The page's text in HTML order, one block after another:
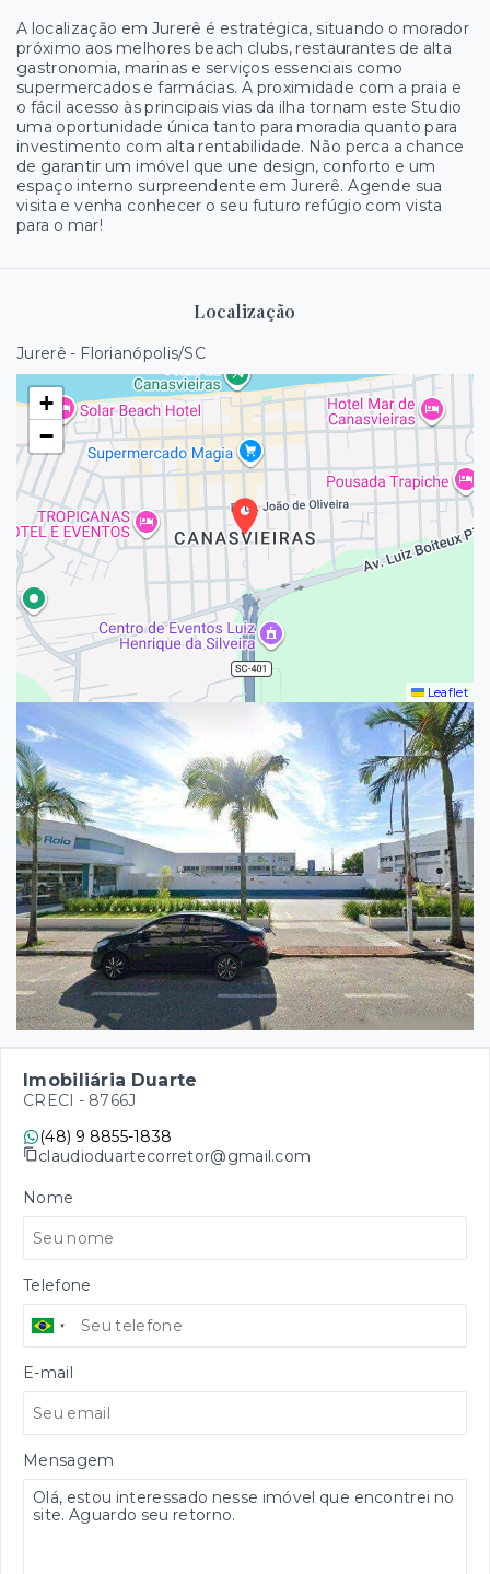
A localização em Jurerê é estratégica, situando o morador
próximo aos melhores beach clubs, restaurantes de alta
gastronomia, marinas e serviços essenciais como
supermercados e farmácias. A proximidade com a praia e
o fácil acesso às principais vias da ilha tornam este Studio
uma oportunidade única tanto para moradia quanto para
investimento com alta rentabilidade. Não perca a chance
de garantir um imóvel que une design, conforto e um
espaço interno surpreendente em Jurerê. Agende sua
visita e venha conhecer o seu futuro refúgio com vista
para o mar!
Localização
Jurerê - Florianópolis/SC
+
−
Leaflet
Imobiliária Duarte
CRECI - 8766J
(48) 9 8855-1838
claudioduartecorretor@gmail.com
Nome
Telefone
E-mail
Mensagem